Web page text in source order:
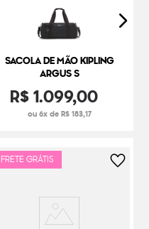
SACOLA DE MÃO KIPLING
ARGUS S
R$1.099,00
ou 6x de R$ 183,17
FRETE GRÁTIS